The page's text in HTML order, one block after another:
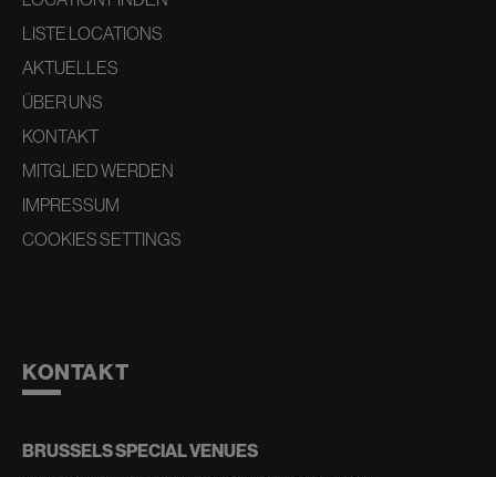
LISTE LOCATIONS
AKTUELLES
ÜBER UNS
KONTAKT
MITGLIED WERDEN
IMPRESSUM
COOKIES SETTINGS
KONTAKT
BRUSSELS SPECIAL VENUES